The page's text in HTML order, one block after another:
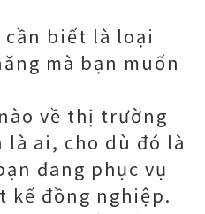
biết là loại
mà bạn muốn
về thị trường
là ai, cho dù đó là
đang phục vụ
kế đồng nghiệp.